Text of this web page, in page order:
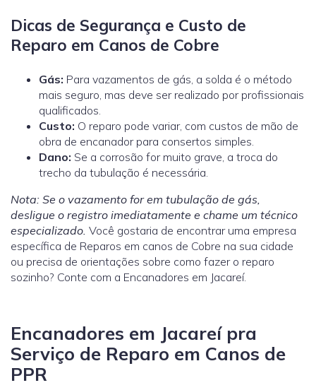
Dicas de Segurança e Custo de
Reparo em Canos de Cobre
Gás: Para vazamentos de gás, a solda é o método
mais seguro, mas deve ser realizado por profissionais
qualificados.
Custo: O reparo pode variar, com custos de mão de
obra de encanadorpara consertos simples.
Dano: Se a corrosão for muito grave, a troca do
trecho da tubulação é necessária.
Nota: Se o vazamento for em tubulação de gás,
desligue o registro imediatamente e chame um técnico
especializado. Você gostaria de encontrar uma empresa
específica de Reparos em canos de Cobre na sua cidade
ou precisa de orientações sobre como fazer o reparo
sozinho? Conte com a Encanadores em Jacareí.
Encanadores em Jacareí pra
Serviço de Reparo em Canos de
PPR